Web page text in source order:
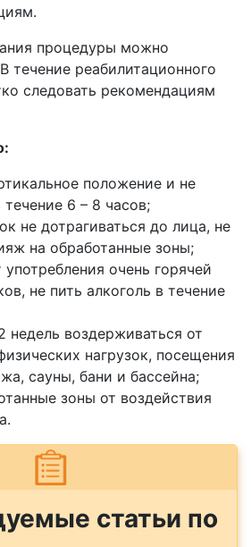
процедуры можно
течение реабилитационного
следовать рекомендациям
положение и не
течение 6 – 8 часов;
не дотрагиваться до лица, не
на обработанные зоны;
употребления очень горячей
не пить алкоголь в течение
недель воздерживаться от
нагрузок, посещения
сауны, бани и бассейна;
зоны от воздействия
статьи по